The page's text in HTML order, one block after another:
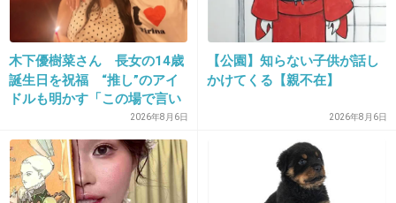
-2
33. 匿名2014/08/10(日) 09:30:05
フジは松尾翠さんが好きでした
フジはテレビで見るアナが偏っていませんか？
木下優樹菜さん 長女の14歳
誕生日を祝福 “推し”のアイ
ドルも明かす「この場で言い
2026年8月6日
【公園】知らない子供が話し
かけてくる【親不在】
2026年8月6日